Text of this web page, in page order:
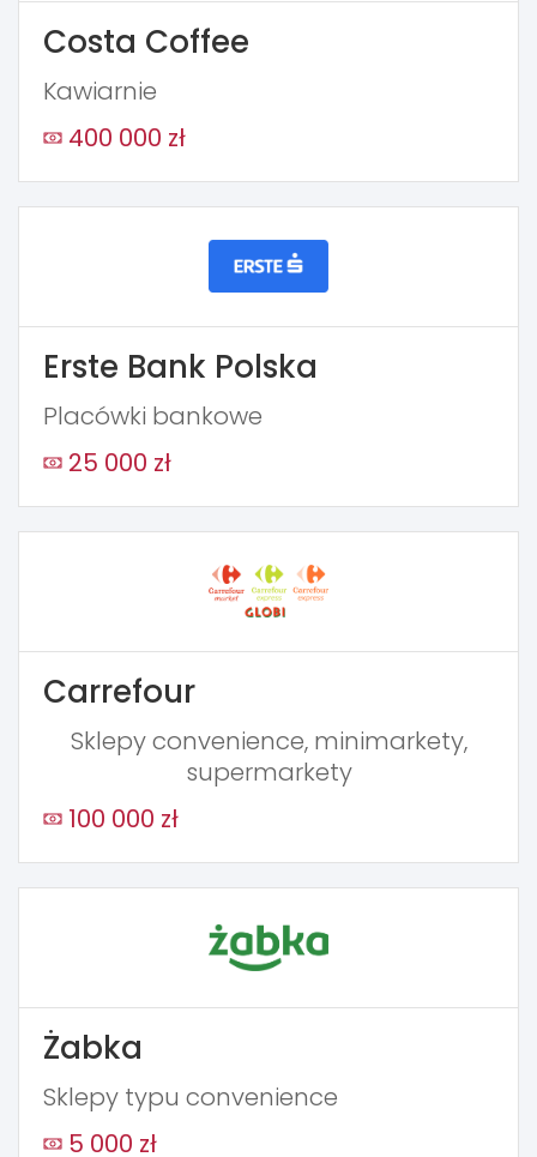
Costa Coffee
Kawiarnie
400 000 zł
Erste Bank Polska
Placówki bankowe
25 000 zł
Carrefour
Sklepy convenience, minimarkety,
supermarkety
100 000 zł
Żabka
Sklepy typu convenience
5 000 zł